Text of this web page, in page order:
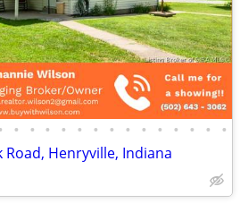
• • • • • • • • • • • • • •
Henryville, Indiana